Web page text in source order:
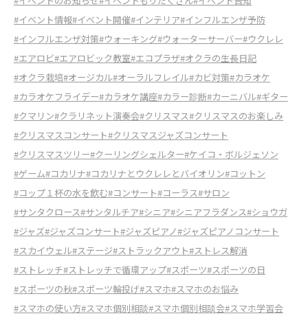
#イベント情報#イベント開催#インテリア#インフルエンザ予防
#インフルエンザ対策#ウォーキング#ウォーターサーバー#ウクレレ
#エアロビ#エアロビック教室#エコプラザ#オクラの生長日記
#オクラ栽培#オージカル#オーラルフレイル#カビ対策#カラオケ
#カラオケフライデー#カラオケ講座#カラー診断#カーニバル#ギター
#クマリン#クラリネット演奏会#クリスマス#クリスマスのお楽しみ
#クリスマスコンサート#クリスマスジャズコンサート
#クリスマスツリー#クーリングシェルター#ケイコ・ボルジェソン
#ゲーム#コカリナ#コカリナとウクレレとバイオリン#コットン
#コップ１杯の水を飲む#コンサート#コーラス#サロン
#サンタクロース#サンタルチア#シニア#シニアフラダンス#ショウガ
#ジャズ#ジャズコンサート#ジャズピアノ#ジャズピアノコンサート
#スカイウェル#ステージ#ストラックアウト#ストレス解消
#ストレッチ#ストレッチで循環アップ#スポーツ#スポーツの日
#スポーツの秋#スポーツ輪投げ#スマホ#スマホのお悩み
#スマホの使い方#スマホ個別相談#スマホ個別相談会#スマホ学習会